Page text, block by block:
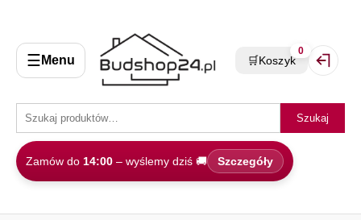
☰ Menu
Szukaj
Zamów do 14:00 – wyślemy dziś 🚚 Szczegóły
🛒Koszyk
0